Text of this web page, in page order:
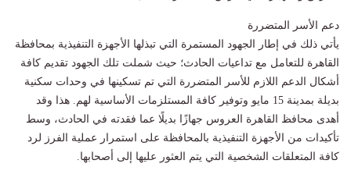
دعم الأسر المتضررة
يأتي ذلك في إطار الجهود المستمرة التي تبذلها الأجهزة التنفيذية بمحافظة
القاهرة للتعامل مع تداعيات الحادث؛ حيث شملت تلك الجهود تقديم كافة
أشكال الدعم اللازم للأسر المتضررة التي تم تسكينها في وحدات سكنية
بديلة بمدينة 15 مايو وتوفير كافة المستلزمات الأساسية لهم. هذا وقد
أهدى محافظ القاهرة العروس جهازًا بديلًا عما فقدته في الحادث، وسط
تأكيدات من الأجهزة التنفيذية بالمحافظة على استمرار عملية الفرز لرد
كافة المتعلقات الشخصية التي يتم العثور عليها إلى أصحابها.